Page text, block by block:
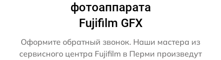
фотоаппарата
Fujifilm GFX
Оформите обратный звонок. Наши мастера из
сервисного центра Fujifilm в Перми произведут